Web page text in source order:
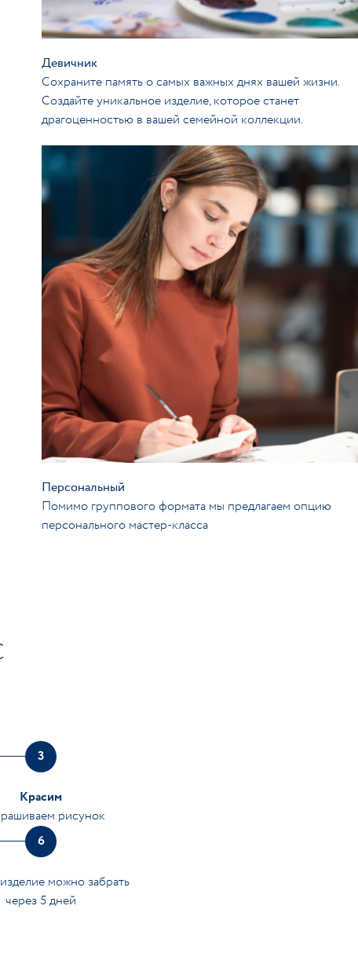
Девичник
Сохраните память о самых важных днях вашей жизни.
Создайте уникальное изделие, которое станет
драгоценностью в вашей семейной коллекции.
Персональный
Помимо группового формата мы предлагаем опцию
персонального мастер-класса
3
Красим
рисунок
6
можно забрать
через 5 дней